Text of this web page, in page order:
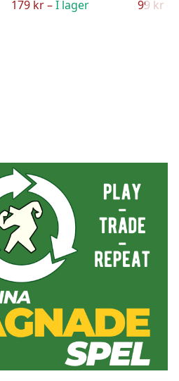
179 kr –I lager 99 kr –